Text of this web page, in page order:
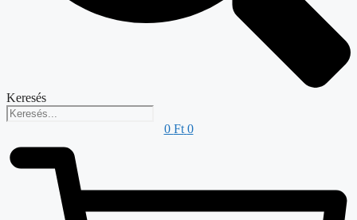
Keresés
0 Ft 0